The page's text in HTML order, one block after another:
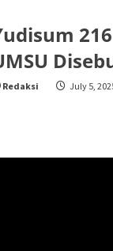
Redaksi July 5,